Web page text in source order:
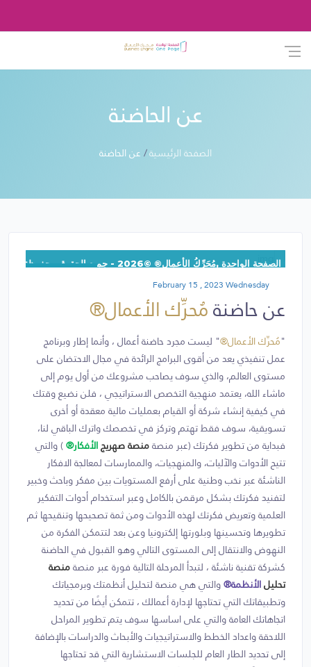
عن الحاضنة
الصفحة الرئيسية عن الحاضنة
غرفة الإجتماعات
الصفحة الواحدة ,مُحَرِّكُ الأعمال® ©2026 - جميع الحقوق محفوظة, نسخة:1.1.1
February 15 , 2023 Wednesday
عن حاضنةمُحرِّك الأعمال®
"مُحرِّك الأعمال®" ليست مجرد حاضنة أعمال ، وأنما إطار وبرنامج
عمل تنفيذي يعد من أقوى البرامج الرائدة في مجال الاحتضان على
مستوى العالم، والذي سوف يصاحب مشروعك من أول يوم إلى
ماشاء الله، يعتمد منهجية التخصص الاستراتيجي ، فلن نضيع وقتك
في كيفية إنشاء شركة أو القيام بعمليات مالية معقدة أو أخرى
تسويقية، سوف فقط تهتم وتركز في تخصصك واترك الباقي لنا،
فبداية من تطوير فكرتك (عبر منصةمنصة صهريجالأفكار®) والتي
تتيح الأدوات والآليات، والمنهجيات، والممارسات لمعالجة الافكار
الناشئة عبر نخب وطنية على أرفع المستويات بين مفكر وباحث وخبير
لتفنيد فكرتك بشكل مرقمن بالكامل وعبر استخدام أدوات التفكير
العلمية وتعريض فكرتك لهذه الأدوات ومن ثمة تصحيحها وتنقيحها ثم
تطويرها وتحسينها وبلورتها إلكترونيا وعن بعد لتتمكن الفكرة من
النهوض والانتقال إلى المستوى التالي وهو القبول في الحاضنة
كشركة تقنية ناشئة ، لتبدأ المرحلة التالية فورة عبر منصةمنصة
تحليلالأنظمة®والتي هي منصة لتحليل أنظمتك وبرمجياتك
وتطبيقاتك التي تحتاجها لإدارة أعمالك ، تتمكن أيضًا من تحديد
اتجاهاتك العامة والتي على اساسها سوف يتم تطوير المراحل
اللاحقة واعداد الخطط والاستراتيجيات والأبحاث والدراسات بالإضافة
إلى تحديد الطار العام للجلسات الاستشارية التي قد تحتاجها